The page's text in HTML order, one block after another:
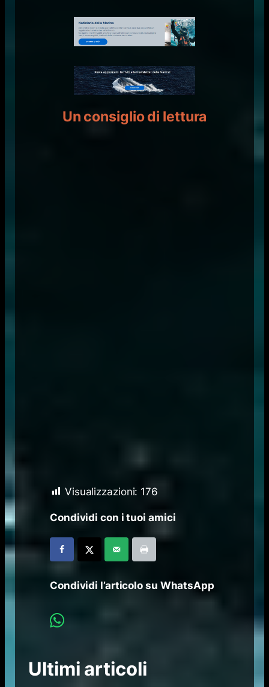
Un consiglio di lettura
Visualizzazioni: 176
Condividi con i tuoi amici
Condividi l’articolo su WhatsApp
Ultimi articoli